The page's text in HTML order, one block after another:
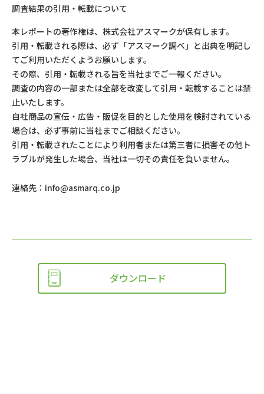
調査結果の引用・転載について
本レポートの著作権は、株式会社アスマークが保有します。
引用・転載される際は、必ず「アスマーク調べ」と出典を明記し
てご利用いただくようお願いします。
その際、引用・転載される旨を当社までご一報ください。
調査の内容の一部または全部を改変して引用・転載することは禁
止いたします。
自社商品の宣伝・広告・販促を目的とした使用を検討されている
場合は、必ず事前に当社までご相談ください。
引用・転載されたことにより利用者または第三者に損害その他ト
ラブルが発生した場合、当社は一切その責任を負いません。
連絡先： info@asmarq.co.jp
ダウンロード